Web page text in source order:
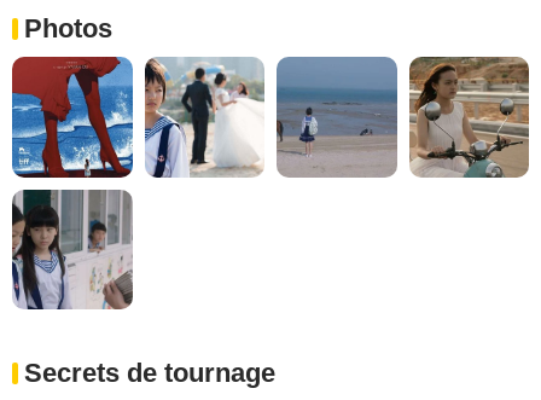
Photos
Secrets de tournage